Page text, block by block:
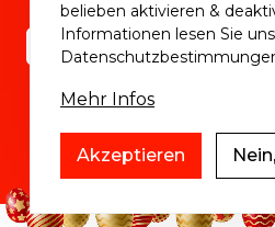
belieben aktivieren &
Informationen lesen Sie
Mehr Infos
Akzeptieren